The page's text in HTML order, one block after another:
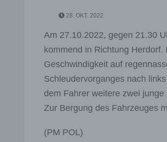
28. OKT. 2022
Am 27.10.2022, gegen 21.30
kommend in Richtung
Geschwindigkeit auf
Schleudervorganges nach
dem Fahrer weitere zwei
Zur Bergung des Fahrzeuges
(PM POL)